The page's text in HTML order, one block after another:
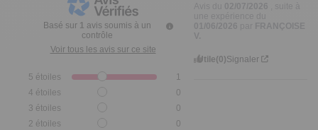
Basé sur 1 avis soumis à un
contrôle
Voir tous les avis sur ce site
5 étoiles
1
4 étoiles
0
3 étoiles
0
2 étoiles 0
02/07/2026
FRANÇOISE
Utile(0)Signaler